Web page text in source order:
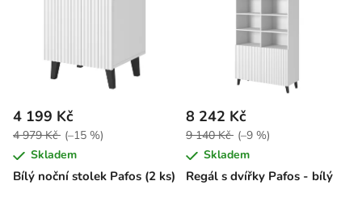
Bílý noční stolek Pafos (2 ks)
4 199 Kč
4 979 Kč (–15 %)
Skladem
Regál s dvířky Pafos - bílý
8 242 Kč
9 140 Kč (–9 %)
Skladem